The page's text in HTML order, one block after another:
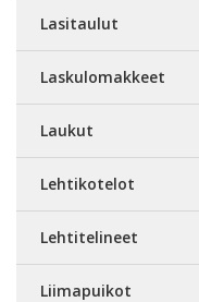
Lasitaulut
Laskulomakkeet
Laukut
Lehtikotelot
Lehtitelineet
Liimapuikot